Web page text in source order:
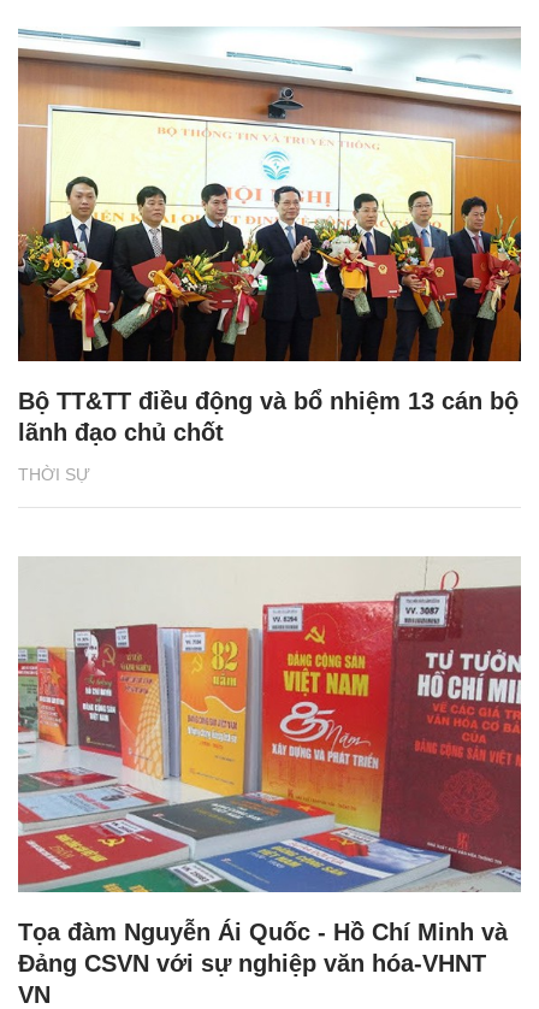
THỜI SỰ
Bộ TT&TT điều động và bổ nhiệm 13 cán bộ
lãnh đạo chủ chốt
Tọa đàm Nguyễn Ái Quốc - Hồ Chí Minh và
Đảng CSVN với sự nghiệp văn hóa-VHNT
VN